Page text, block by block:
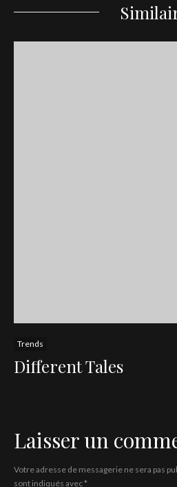
Trends
Different Tales
Laisser un
Votre adresse de messagerie ne sera pas
sont indiqués avec*